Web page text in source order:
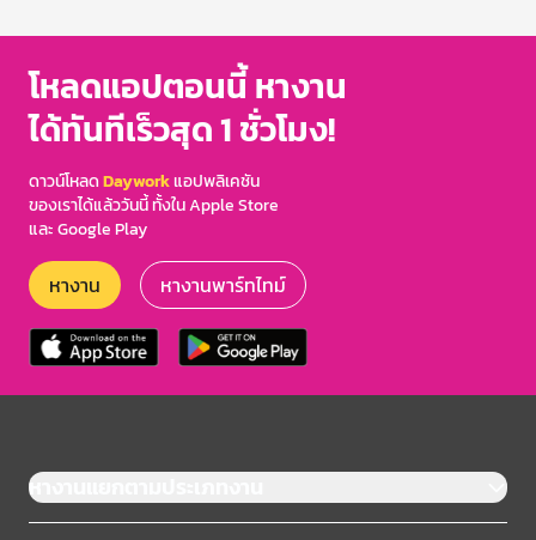
โหลดแอปตอนนี้ หางาน
ได้ทันทีเร็วสุด 1 ชั่วโมง!
ดาวน์โหลดDayworkแอปพลิเคชัน
ของเราได้แล้ววันนี้ ทั้งใน Apple Store
และ Google Play
หางาน หางานพาร์ทไทม์
หางานแยกตามประเภทงาน